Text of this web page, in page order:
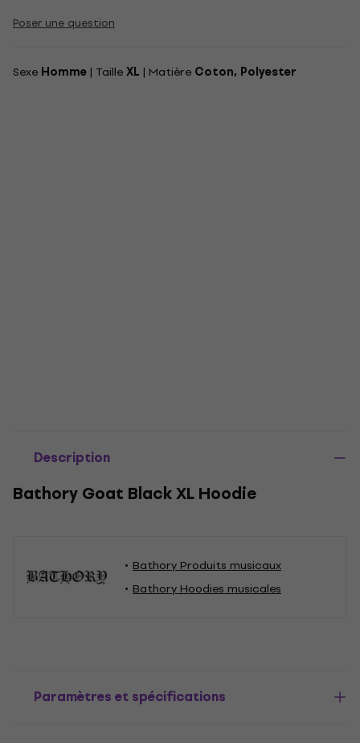
Poser une question
Sexe Homme | TailleXL | Matière Coton, Polyester
Description
Bathory Goat Black XL Hoodie
Bathory Produits musicaux
Bathory Hoodies musicales
Paramètres et spécifications